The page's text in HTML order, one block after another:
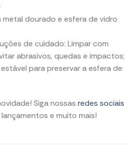
metal dourado e esfera de vidro
de cuidado: Limpar com
abrasivos, quedas e impactos;
para preservar a esfera de
Siga nossas redes sociais
e muito mais!